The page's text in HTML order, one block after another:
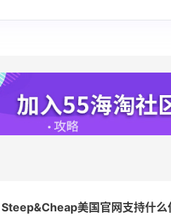
Steep&Cheap美国官网支持什么
4%返利
62人获得返利
Belly Bandit
TIMEBEAM (US)